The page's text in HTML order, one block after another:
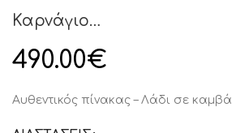
Καρνάγιο…
490.00€
Αυθεντικός πίνακας – Λάδι σε καμβά